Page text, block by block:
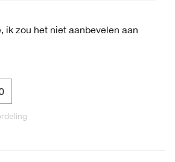
ik zou het niet aanbevelen aan